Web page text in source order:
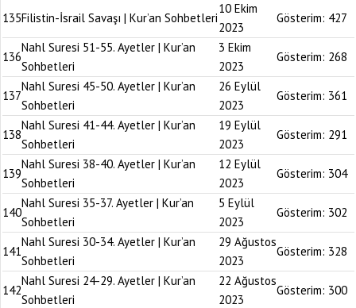
135Filistin-İsrail Savaşı | Kur’an Sohbetleri
10 Ekim
2023
Gösterim: 427
136
Nahl Suresi 51-55. Ayetler | Kur’an
Sohbetleri
3 Ekim
2023
Gösterim: 268
137
Nahl Suresi 45-50. Ayetler | Kur’an
Sohbetleri
26 Eylül
2023
Gösterim: 361
138
Nahl Suresi 41-44. Ayetler | Kur’an
Sohbetleri
19 Eylül
2023
Gösterim: 291
139
Nahl Suresi 38-40. Ayetler | Kur’an
Sohbetleri
12 Eylül
2023
Gösterim: 304
140
Nahl Suresi 35-37. Ayetler | Kur’an
Sohbetleri
5 Eylül
2023
Gösterim: 302
141
Nahl Suresi 30-34. Ayetler | Kur’an
Sohbetleri
29 Ağustos
2023
Gösterim: 328
142
Nahl Suresi 24-29. Ayetler | Kur’an
Sohbetleri
22 Ağustos
2023
Gösterim: 300